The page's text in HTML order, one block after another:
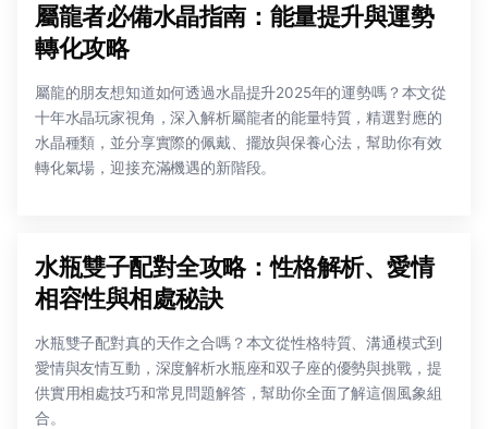
屬龍者必備水晶指南：能量提升與運勢
轉化攻略
屬龍的朋友想知道如何透過水晶提升2025年的運勢嗎？本文從
十年水晶玩家視角，深入解析屬龍者的能量特質，精選對應的
水晶種類，並分享實際的佩戴、擺放與保養心法，幫助你有效
轉化氣場，迎接充滿機遇的新階段。
水瓶雙子配對全攻略：性格解析、愛情
相容性與相處秘訣
水瓶雙子配對真的天作之合嗎？本文從性格特質、溝通模式到
愛情與友情互動，深度解析水瓶座和双子座的優勢與挑戰，提
供實用相處技巧和常見問題解答，幫助你全面了解這個風象組
合。